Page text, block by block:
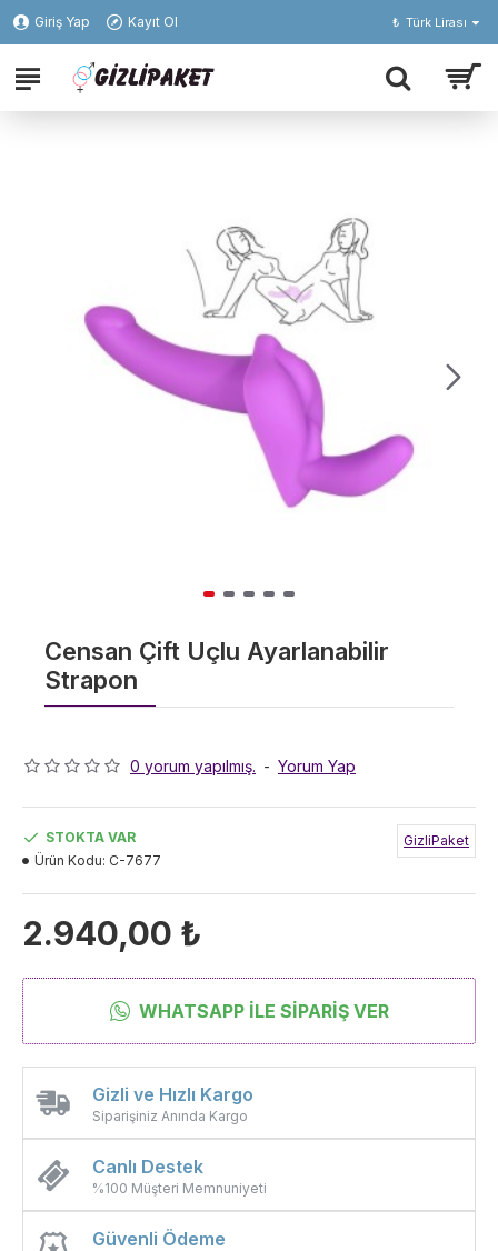
Giriş Yap Kayıt Ol ₺ Türk Lirası
Censan Çift Uçlu Ayarlanabilir
Strapon
0 yorum yapılmış. - Yorum Yap
2.940,00 ₺
STOKTA VAR
Ürün Kodu: C-7677
GizliPaket
Gizli ve Hızlı Kargo
Siparişiniz Anında Kargo
Canlı Destek
%100 Müşteri Memnuniyeti
Güvenli Ödeme
WHATSAPP İLE SIPARIŞ VER